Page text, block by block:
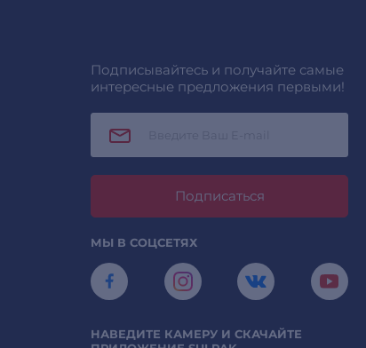
Подписывайтесь и получайте самые
интересные предложения первыми!
Подписаться
МЫ В СОЦСЕТЯХ
НАВЕДИТЕ КАМЕРУ И СКАЧАЙТЕ